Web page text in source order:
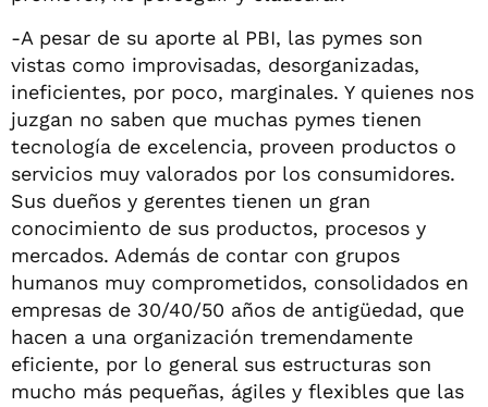
-A pesar de su aporte al PBI, las pymes son
vistas como improvisadas, desorganizadas,
ineficientes, por poco, marginales. Y quienes nos
juzgan no saben que muchas pymes tienen
tecnología de excelencia, proveen productos o
servicios muy valorados por los consumidores.
Sus dueños y gerentes tienen un gran
conocimiento de sus productos, procesos y
mercados. Además de contar con grupos
humanos muy comprometidos, consolidados en
empresas de 30/40/50 años de antigüedad, que
hacen a una organización tremendamente
eficiente, por lo general sus estructuras son
mucho más pequeñas, ágiles y flexibles que las